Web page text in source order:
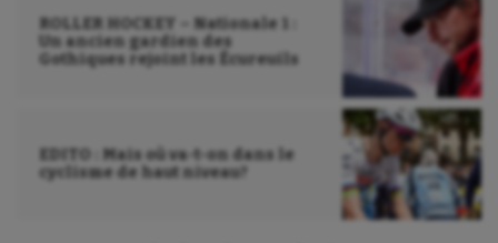
Sport santé
Tir
ROLLER HOCKEY – Nationale 1 :
Un ancien gardien des
Gothiques rejoint les Écureuils
EDITO : Mais où va-t-on dans le
cyclisme de haut niveau?